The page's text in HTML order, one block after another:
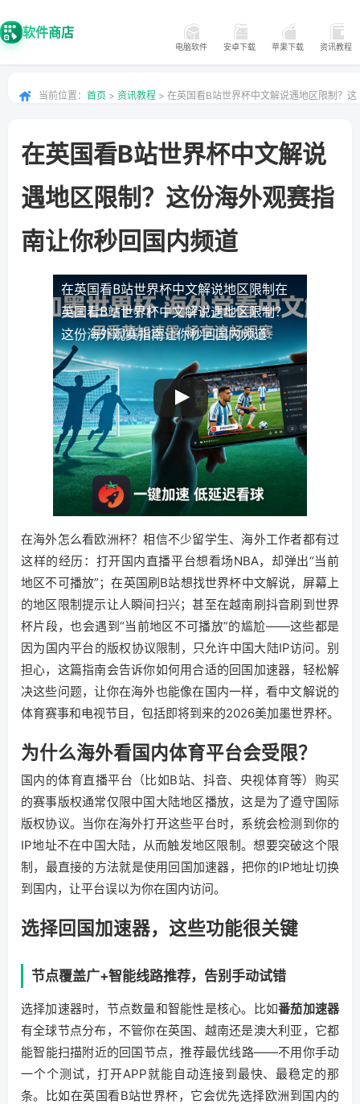
软件商店
电脑软件 安卓下载 苹果下载 资讯教程
当前位置： 首页 > 资讯教程 > 在英国看B站世界杯中文解说遇地区限制？这
在英国看B站世界杯中文解说
遇地区限制？这份海外观赛指
南让你秒回国内频道
在英国看B站世界杯中文解说地区限制 在
英国看B站世界杯中文解说遇地区限制？
这份海外观赛指南让你秒回国内频道
在海外怎么看欧洲杯？相信不少留学生、海外工作者都有过
这样的经历：打开国内直播平台想看场NBA，却弹出“当前
地区不可播放”；在英国刷B站想找世界杯中文解说，屏幕上
的地区限制提示让人瞬间扫兴；甚至在越南刷抖音刷到世界
杯片段，也会遇到“当前地区不可播放”的尴尬——这些都是
因为国内平台的版权协议限制，只允许中国大陆IP访问。别
担心，这篇指南会告诉你如何用合适的回国加速器，轻松解
决这些问题，让你在海外也能像在国内一样，看中文解说的
体育赛事和电视节目，包括即将到来的2026美加墨世界杯。
为什么海外看国内体育平台会受限？
国内的体育直播平台（比如B站、抖音、央视体育等）购买
的赛事版权通常仅限中国大陆地区播放，这是为了遵守国际
版权协议。当你在海外打开这些平台时，系统会检测到你的
IP地址不在中国大陆，从而触发地区限制。想要突破这个限
制，最直接的方法就是使用回国加速器，把你的IP地址切换
到国内，让平台误以为你在国内访问。
选择回国加速器，这些功能很关键
节点覆盖广+智能线路推荐，告别手动试错
选择加速器时，节点数量和智能性是核心。比如番茄加速器
有全球节点分布，不管你在英国、越南还是澳大利亚，它都
能智能扫描附近的回国节点，推荐最优线路——不用你手动
一个个测试，打开APP就能自动连接到最快、最稳定的那
条。比如在英国看B站世界杯，它会优先选择欧洲到国内的